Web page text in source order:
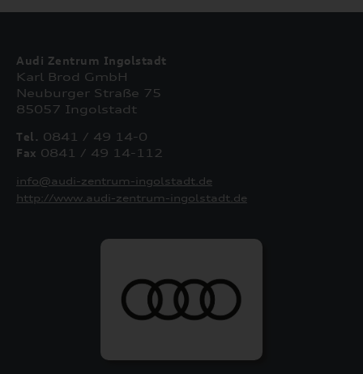
Audi Zentrum Ingolstadt
Karl Brod GmbH
Neuburger Straße 75
85057 Ingolstadt
Tel. 0841 / 49 14-0
Fax 0841 / 49 14-112
info@audi-zentrum-ingolstadt.de
http://www.audi-zentrum-ingolstadt.de